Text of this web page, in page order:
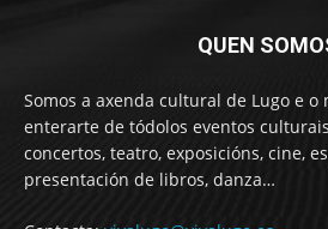
QUEN
Somos a axenda cultural de Lugo e
enterarte de tódolos eventos
concertos, teatro, exposicións, cine,
presentación de libros, danza…